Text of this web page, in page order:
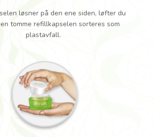
løsner på den ene siden, løfter du
tomme refillkapselen sorteres som
plastavfall.